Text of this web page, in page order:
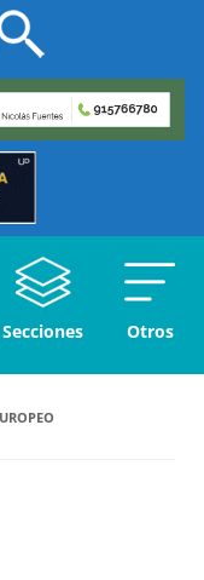
Secciones Otros